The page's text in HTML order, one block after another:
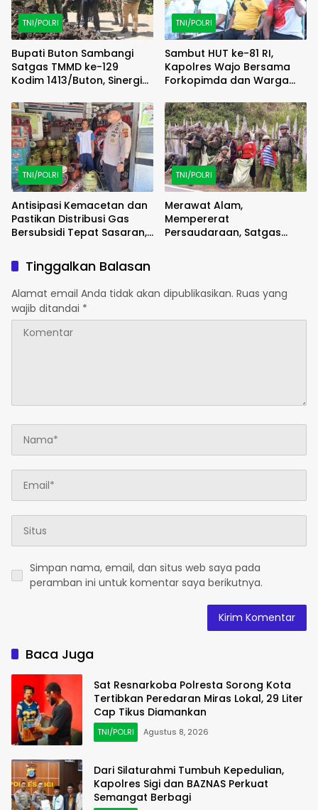
TNI/POLRI
Bupati Buton Sambangi
Satgas TMMD ke-129
Kodim 1413/Buton, Sinergi
Menguat
TNI/POLRI
Sambut HUT ke-81 RI,
Kapolres Wajo Bersama
Forkopimda dan Warga
Karung
TNI/POLRI
Antisipasi Kemacetan dan
Pastikan Distribusi Gas
Bersubsidi Tepat Sasaran,
Patroli
TNI/POLRI
Merawat Alam,
Mempererat
Persaudaraan, Satgas
Tinggalkan Balasan
Alamat email Anda tidak akan dipublikasikan. Ruas yang
wajib ditandai *
Simpan nama, email, dan situs web saya pada
peramban ini untuk komentar saya berikutnya.
Baca Juga
Sat Resnarkoba Polresta Sorong Kota
Tertibkan Peredaran Miras Lokal, 29 Liter
Cap Tikus Diamankan
TNI/POLRI Agustus 8, 2026
Dari Silaturahmi Tumbuh Kepedulian,
Kapolres Sigi dan BAZNAS Perkuat
Semangat Berbagi